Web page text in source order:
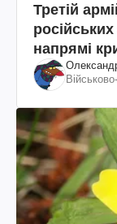
Третій
напрямі
вдалося